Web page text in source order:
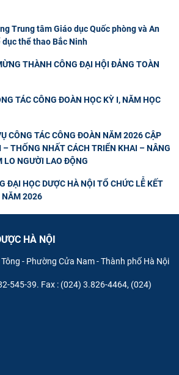
Trung tâm Giáo dục Quốc phòng và An
thể thao Bắc Ninh
THÀNH CÔNG ĐẠI HỘI ĐẢNG TOÀN
TÁC CÔNG ĐOÀN HỌC KỲ I, NĂM HỌC
CÔNG TÁC CÔNG ĐOÀN NĂM 2026 CẬP
THỐNG NHẤT CÁCH TRIỂN KHAI – NÂNG
LO NGƯỜI LAO ĐỘNG
ĐẠI HỌC DƯỢC HÀ NỘI TỔ CHỨC LỄ KẾT
NĂM 2026
HÀ NỘI
- Phường Cửa Nam - Thành phố Hà Nội
545-39. Fax : (024) 3.826-4464, (024)